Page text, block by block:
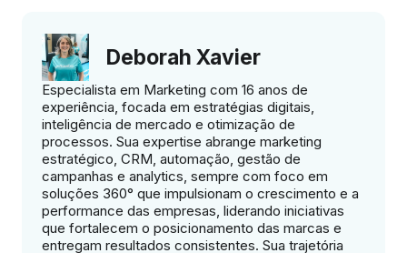
Deborah Xavier
Especialista em Marketing com 16 anos de
experiência, focada em estratégias digitais,
inteligência de mercado e otimização de
processos. Sua expertise abrange marketing
estratégico, CRM, automação, gestão de
campanhas e analytics, sempre com foco em
soluções 360° que impulsionam o crescimento e a
performance das empresas, liderando iniciativas
que fortalecem o posicionamento das marcas e
entregam resultados consistentes. Sua trajetória